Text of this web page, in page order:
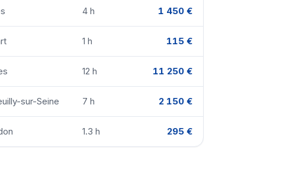
4 h 1 450 €
1 h 115 €
12 h 11 250 €
sur-Seine 7 h 2 150 €
1.3 h 295 €